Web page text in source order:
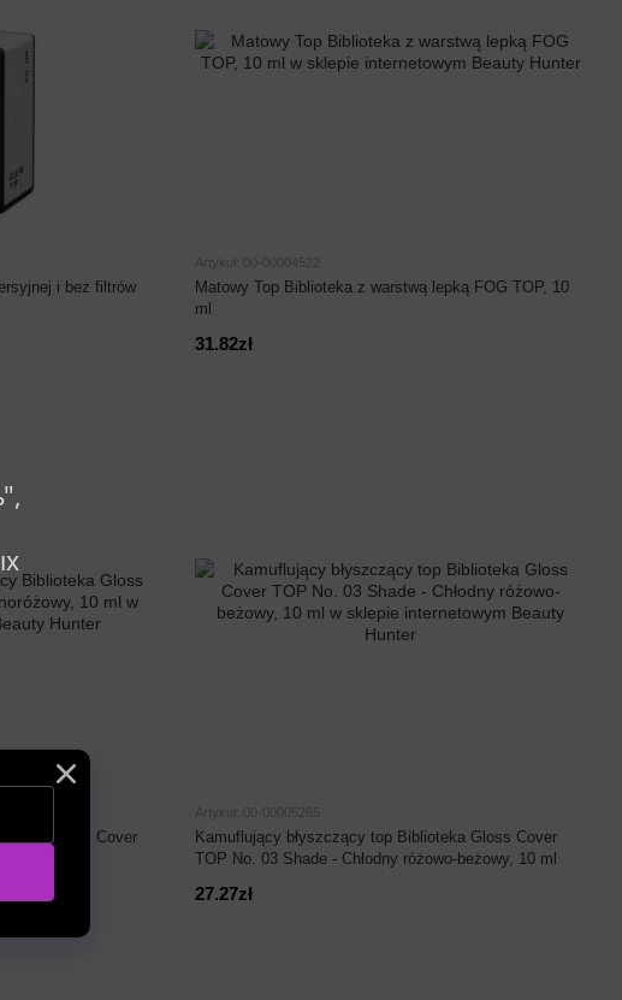
i bez filtrów
Artykuł: 00-00004522
Matowy Top Biblioteka z warstwą lepką FOG TOP, 10
ml
31.82zł
Gloss Cover
Artykuł: 00-00005265
Kamuflujący błyszczący top Biblioteka Gloss Cover
TOP No. 03 Shade - Chłodny różowo-beżowy, 10 ml
27.27zł